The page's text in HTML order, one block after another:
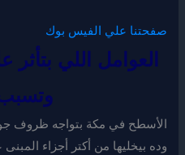
صفحتنا علي الفيس بوك
العوامل اللي
وتسبب
الأسطح في مكة بتواجه ظروف
وده بيخليها من أكتر أجزاء